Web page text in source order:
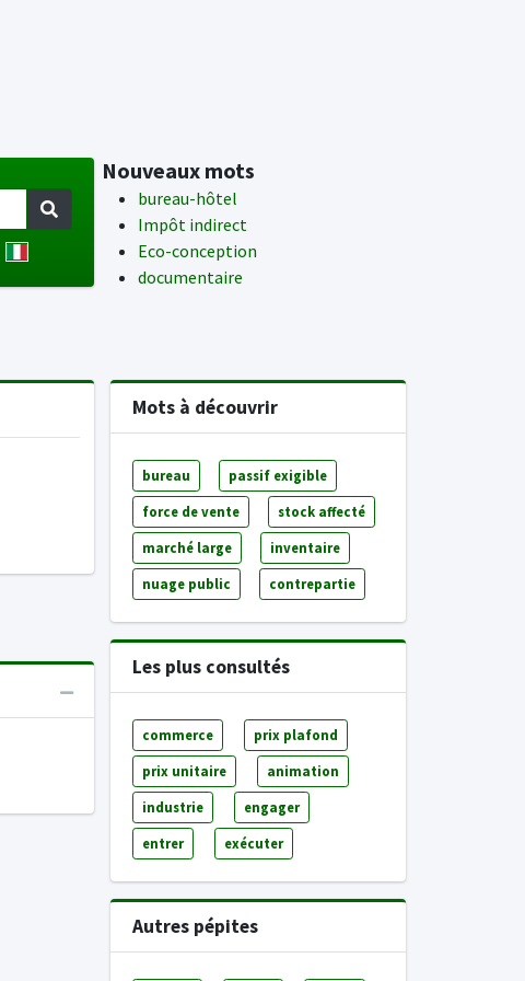
Nouveaux mots
bureau-hôtel
Impôt indirect
Eco-conception
documentaire
Mots à découvrir
bureau passif exigible
force de vente stock affecté
marché large inventaire
nuage public contrepartie
Les plus consultés
commerce prix plafond
prix unitaire animation
industrie engager
entrer exécuter
Autres pépites